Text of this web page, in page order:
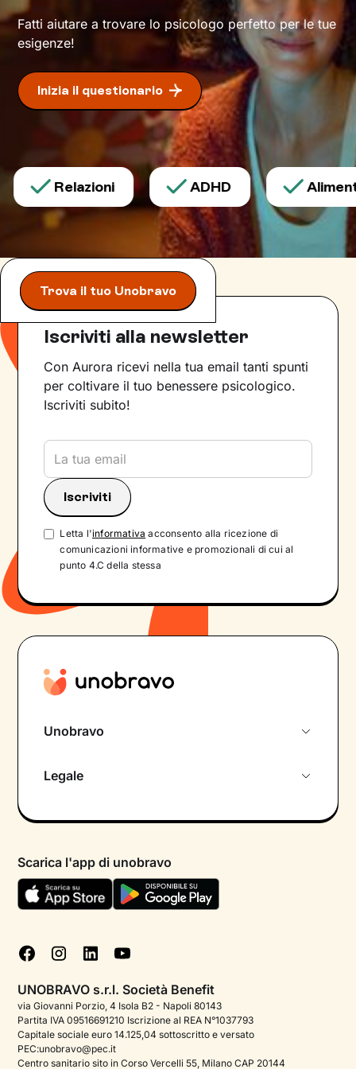
Fatti aiutare a trovare lo psicologo perfetto per le tue
esigenze!
Inizia il questionario
Relazioni ADHD
Trova il tuo Unobravo
Iscriviti alla newsletter
Con Aurora ricevi nella tua email tanti spunti
per coltivare il tuo benessere psicologico.
Iscriviti subito!
Letta l'informativa acconsento alla ricezione di
comunicazioni informative e promozionali di cui al
punto 4.C della stessa
Unobravo
Psicologo in chat
Aiuto urgente
FAQ
Podcast di psicologia
Corporate
Psicologo italiano all'estero
Legale
Termini e condizioni
Informativa Privacy
Cookie policy
Gestisci cookie
Scarica l'app di unobravo
UNOBRAVO s.r.l. Società Benefit
via Giovanni Porzio, 4 Isola B2 - Napoli 80143
Partita IVA 09516691210 Iscrizione al REA N°1037793
Capitale sociale euro 14.125,04 sottoscritto e versato
PEC:unobravo@pec.it
Centro sanitario sito in Corso Vercelli 55, Milano CAP 20144